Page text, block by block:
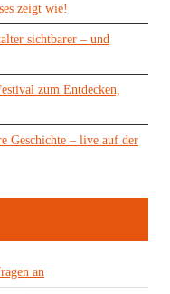
zeigt wie!
sichtbarer – und
zum Entdecken,
Geschichte – live auf der
an